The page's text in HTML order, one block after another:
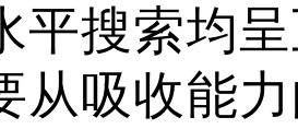
平搜索均
从吸收能